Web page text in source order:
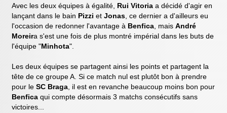
Avec les deux équipes à égalité, Rui Vitoria a décidé d'agir en
lançant dans le bain PizzietJonas, ce dernier a d'ailleurs eu
l'occasion de redonner l'avantage à Benfica, maisAndré
Moreira s'est une fois de plus montré impérial dans les buts de
l'équipe "Minhota".
Les deux équipes se partagent ainsi les points et partagent la
tête de ce groupe A. Si ce match nul est plutôt bon à prendre
pour leSC Braga, il est en revanche beaucoup moins bon pour
Benficaqui compte désormais 3 matchs consécutifs sans
victoires...